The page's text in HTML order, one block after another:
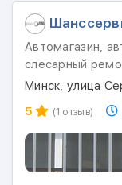
Автомагазин,
слесарный
Минск, улица
5
(1 отзыв)